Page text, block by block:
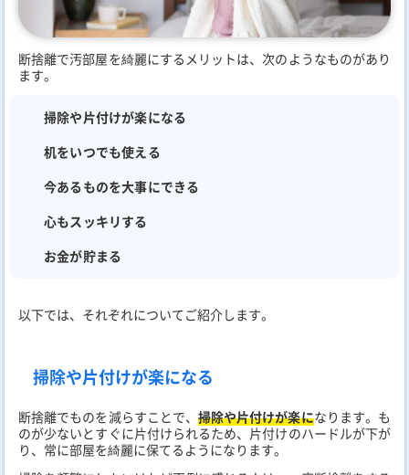
断捨離で汚部屋を綺麗にするメリットは、次のようなものがあり
ます。
掃除や片付けが楽になる
机をいつでも使える
今あるものを大事にできる
心もスッキリする
お金が貯まる
以下では、それぞれについてご紹介します。
掃除や片付けが楽になる
断捨離でものを減らすことで、 掃除や片付けが楽になります。も
のが少ないとすぐに片付けられるため、片付けのハードルが下が
り、常に部屋を綺麗に保てるようになります。